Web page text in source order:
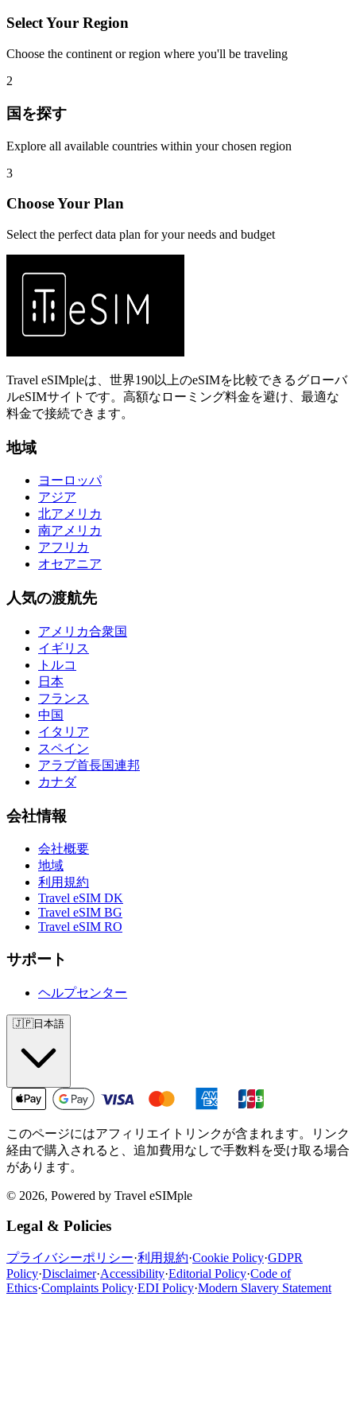
Select Your Region
Choose the continent or region where you'll be traveling
2
国を探す
Explore all available countries within your chosen region
3
Choose Your Plan
Select the perfect data plan for your needs and budget
Travel eSIMpleは、世界190以上のeSIMを比較できるグローバ
ルeSIMサイトです。高額なローミング料金を避け、最適な
料金で接続できます。
地域
ヨーロッパ
アジア
北アメリカ
南アメリカ
アフリカ
オセアニア
人気の渡航先
アメリカ合衆国
イギリス
トルコ
日本
フランス
中国
イタリア
スペイン
アラブ首長国連邦
カナダ
会社情報
会社概要
地域
利用規約
Travel eSIM DK
Travel eSIM BG
Travel eSIM RO
サポート
ヘルプセンター
🇯🇵日本語
このページにはアフィリエイトリンクが含まれます。リンク
経由で購入されると、追加費用なしで手数料を受け取る場合
があります。
© 2026, Powered by Travel eSIMple
Legal & Policies
プライバシーポリシー·利用規約·Cookie Policy·GDPR
Policy·Disclaimer·Accessibility·Editorial Policy·Code of
Ethics·Complaints Policy·EDI Policy·Modern Slavery Statement